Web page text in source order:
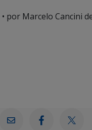
• por Marcelo Cancini